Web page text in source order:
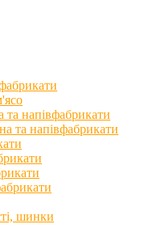
напівфабрикати
та напівфабрикати
шинки